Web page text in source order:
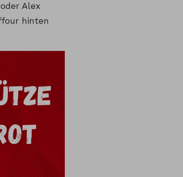
Alex
hinten